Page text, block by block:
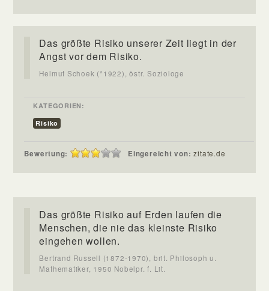
Das größte Risiko unserer Zeit liegt in der
Angst vor dem Risiko.
Helmut Schoek (*1922), östr. Soziologe
KATEGORIEN:
Risiko
Bewertung: Eingereicht von:zitate.de
Das größte Risiko auf Erden laufen die
Menschen, die nie das kleinste Risiko
eingehen wollen.
Bertrand Russell (1872-1970), brit. Philosoph u.
Mathematiker, 1950 Nobelpr. f. Lit.